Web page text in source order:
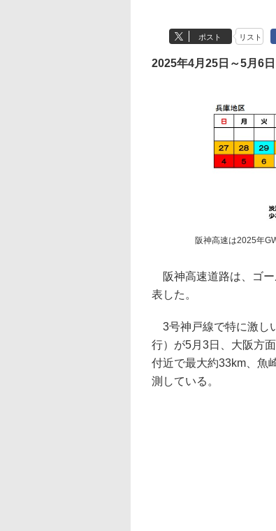
ポスト リスト
2025年4月25日～5月6
阪神高速は2025年
阪神高速道路は、ゴー
表した。
3号神戸線で特に激し
行）が5月3日、大阪方
付近で最大約33km、魚
測している。